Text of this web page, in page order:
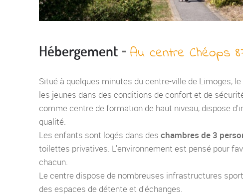
Hébergement - Au centre Chéops
Situé à quelques minutes du centre-ville de Limoges,
les jeunes dans des conditions de confort et de
comme centre de formation de haut niveau, dispose
qualité.
Les enfants sont logés dans des chambres de 3
toilettes privatives. L'environnement est pensé pour
chacun.
Le centre dispose de nombreuses infrastructures
des espaces de détente et d'échanges.